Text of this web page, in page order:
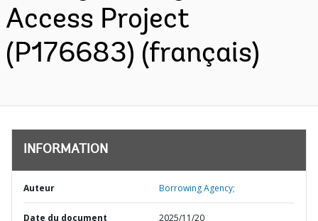
Access Project
(P176683) (français)
INFORMATION
Auteur Borrowing Agency;
Date du document 2025/11/20